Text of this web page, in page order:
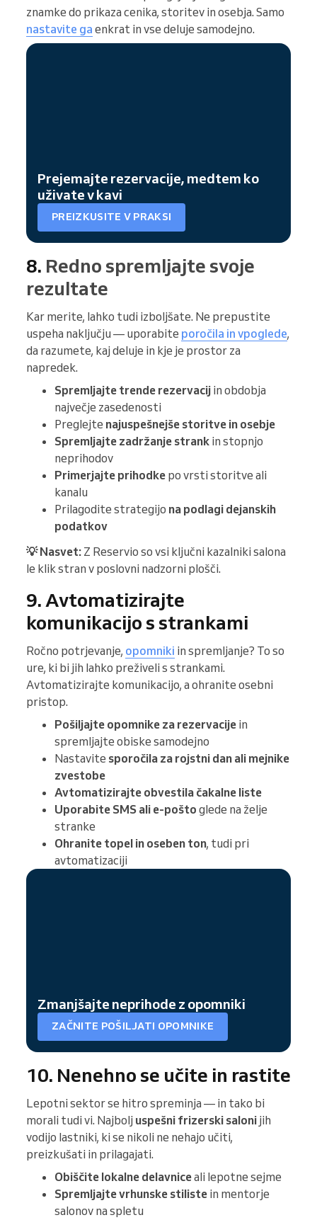
znamke do prikaza cenika, storitev in osebja. Samo
nastavite ga enkrat in vse deluje samodejno.
Prejemajte rezervacije, medtem ko
uživate v kavi
PREIZKUSITE V PRAKSI
8. Redno spremljajte svoje
rezultate
Kar merite, lahko tudi izboljšate. Ne prepustite
uspeha naključju — uporabite poročiIa in vpoglede,
da razumete, kaj deluje in kje je prostor za
napredek.
Spremljajte trende rezervacij in obdobja
največje zasedenosti
Preglejte najuspešnejše storitve in osebje
Spremljajte zadržanje strank in stopnjo
neprihodov
Primerjajte prihodke po vrsti storitve ali
kanalu
Prilagodite strategijo na podlagi dejanskih
podatkov
💡 Nasvet: Z Reservio so vsi ključni kazalniki salona
le klik stran v poslovni nadzorni plošči.
9. Avtomatizirajte
komunikacijo s strankami
Ročno potrjevanje, opomniki in spremljanje? To so
ure, ki bi jih lahko preživeli s strankami.
Avtomatizirajte komunikacijo, a ohranite osebni
pristop.
Pošiljajte opomnike za rezervacije in
spremljajte obiske samodejno
Nastavite sporočila za rojstni dan ali mejnike
zvestobe
Avtomatizirajte obvestila čakalne liste
Uporabite SMS ali e-pošto glede na želje
stranke
Ohranite topel in oseben ton, tudi pri
avtomatizaciji
Zmanjšajte neprihode z opomniki
ZAČNITE POŠILJATI OPOMNIKE
10. Nenehno se učite in rastite
Lepotni sektor se hitro spreminja — in tako bi
morali tudi vi. Najbolj uspešni frizerski saloni jih
vodijo lastniki, ki se nikoli ne nehajo učiti,
preizkušati in prilagajati.
Obiščite lokalne delavniceali lepotne sejme
Spremljajte vrhunske stiliste in mentorje
salonov na spletu